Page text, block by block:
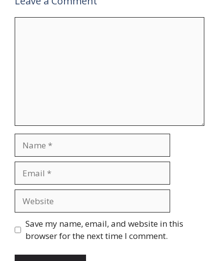
Save my name, email, and website in this
browser for the next time I comment.